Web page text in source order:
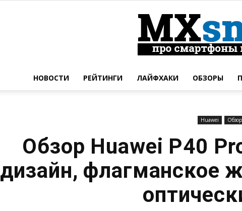
НОВОСТИ РЕЙТИНГИ ЛАЙФХАКИ ОБЗОРЫ
Huawei
Обзор Huawei P40
дизайн, флагманское